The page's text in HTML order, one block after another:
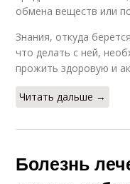
обмена веществ или
Знания, откуда
что делать с ней,
прожить здоровую и
Читать дальше →
Болезнь